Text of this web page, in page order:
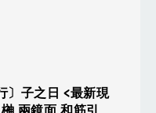
〕子之日 <最新現